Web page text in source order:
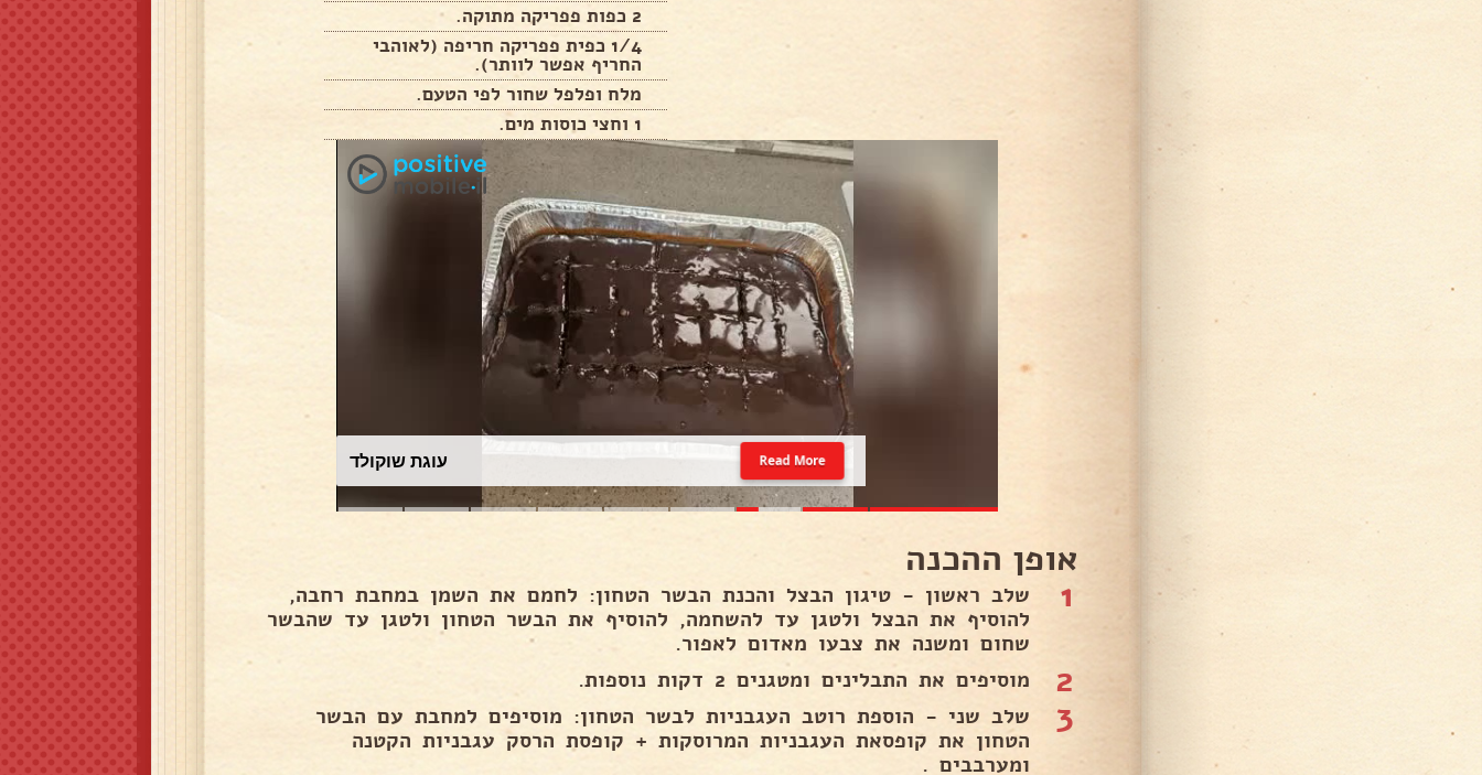
2 כפות פפריקה מתוקה.
1/4 כפית פפריקה חריפה (לאוהבי
החריף אפשר לוותר).
מלח ופלפל שחור לפי הטעם.
1 וחצי כוסות מים.
סלט תירס Read More
אופן ההכנה
1
שלב ראשון - טיגון הבצל והכנת הבשר הטחון: לחמם את השמן במחבת רחבה,
להוסיף את הבצל ולטגן עד להשחמה, להוסיף את הבשר הטחון ולטגן עד שהבשר
שחום ומשנה את צבעו מאדום לאפור.
2 מוסיפים את התבלינים ומטגנים 2 דקות נוספות.
3
שלב שני - הוספת רוטב העגבניות לבשר הטחון: מוסיפים למחבת עם הבשר
הטחון את קופסאת העגבניות המרוסקות + קופסת הרסק עגבניות הקטנה
ומערבבים .